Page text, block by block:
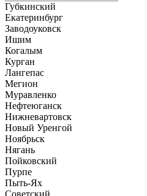
Губкинский
Екатеринбург
Заводоуковск
Ишим
Когалым
Курган
Лангепас
Мегион
Муравленко
Нефтеюганск
Нижневартовск
Новый Уренгой
Ноябрьск
Нягань
Пойковский
Пурпе
Пыть-Ях
Советский